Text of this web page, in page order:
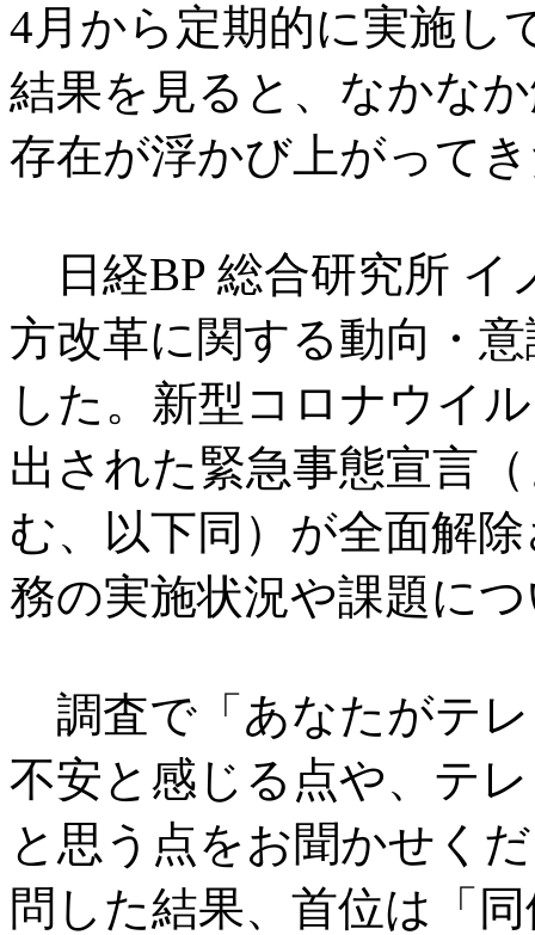
4月から定期的に実施し
結果を見ると、なかな
存在が浮かび上がって
日経BP 総合研究所 イ
方改革に関する動向・
した。新型コロナウイ
出された緊急事態宣言
む、以下同）が全面解
務の実施状況や課題に
調査で「あなたがテ
不安と感じる点や、テ
と思う点をお聞かせく
問した結果、首位は「